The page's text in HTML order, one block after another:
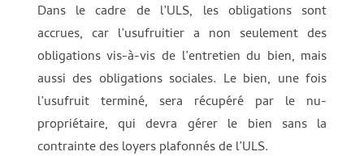
Dans le cadre de l’ULS, les obligations sont
accrues, car l’usufruitier a non seulement des
obligations vis-à-vis de l’entretien du bien, mais
aussi des obligations sociales. Le bien, une fois
l’usufruit terminé, sera récupéré par le nu-
propriétaire, qui devra gérer le bien sans la
contrainte des loyers plafonnés de l’ULS.